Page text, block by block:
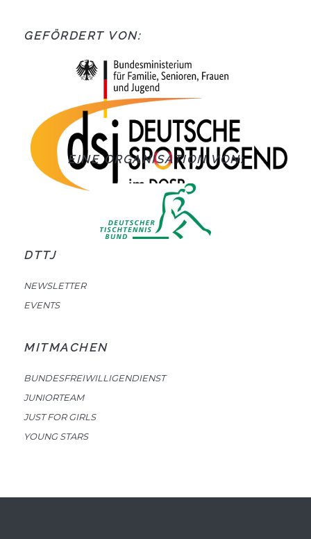
GEFÖRDERT VON:
EINE ORGANISATION VON:
DTTJ
NEWSLETTER
EVENTS
MITMACHEN
BUNDESFREIWILLIGENDIENST
JUNIORTEAM
JUST FOR GIRLS
YOUNG STARS